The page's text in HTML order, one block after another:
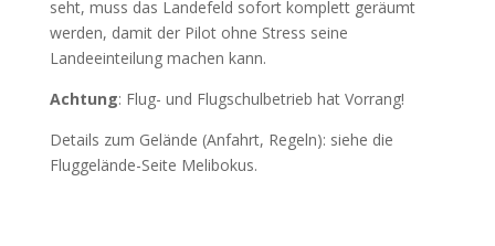
seht, muss das Landefeld sofort komplett geräumt
werden, damit der Pilot ohne Stress seine
Landeeinteilung machen kann.
Achtung: Flug- und Flugschulbetrieb hat Vorrang!
Details zum Gelände (Anfahrt, Regeln): siehe die
Fluggelände-Seite Melibokus.